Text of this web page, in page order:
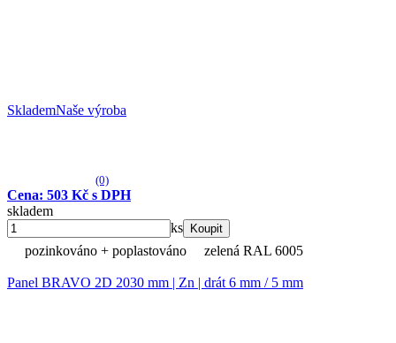
SklademNaše výroba
(0)
Cena: 503 Kč s DPH
skladem
ks
Koupit
pozinkováno + poplastováno zelená RAL 6005
Panel BRAVO 2D 2030 mm | Zn | drát 6 mm / 5 mm